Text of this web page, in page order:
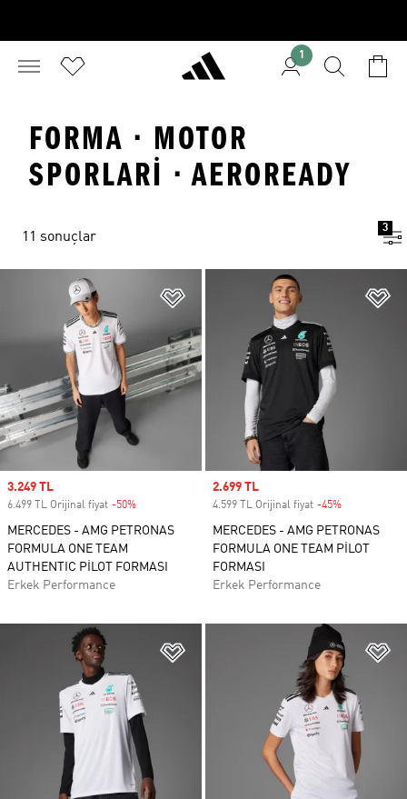
1
FORMA · MOTOR
SPORLARI · AEROREADY
11 sonuçlar
3
Favori Listesine Ekle
Sale price
3.249 TL
6.499 TL Orijinal fiyat -50%
MERCEDES - AMG PETRONAS
FORMULA ONE TEAM
AUTHENTIC PİLOT FORMASI
Erkek Performance
Sale price
2.699 TL
4.599 TL Orijinal fiyat -45%
MERCEDES - AMG PETRONAS
FORMULA ONE TEAM PİLOT
FORMASI
Erkek Performance
Favori Listesine Ekle